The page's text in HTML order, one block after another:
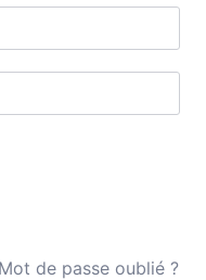
Mot de passe oublié ?